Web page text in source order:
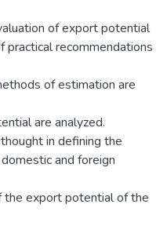
of export potential
recommendations
of estimation are
are analyzed.
in defining the
and foreign
the export potential of the